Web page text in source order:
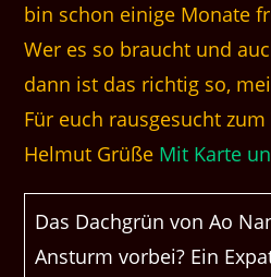
bin schon einige Monate
Wer es so braucht und
dann ist das richtig so,
Für euch rausgesucht
Helmut Grüße Mit Karte
Das Dachgrün von Ao
Ansturm vorbei? Ein